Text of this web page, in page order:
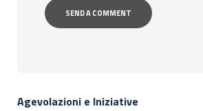
Agevolazioni e Iniziative